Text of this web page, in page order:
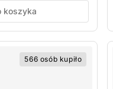
koszyka
566 osób kupiło